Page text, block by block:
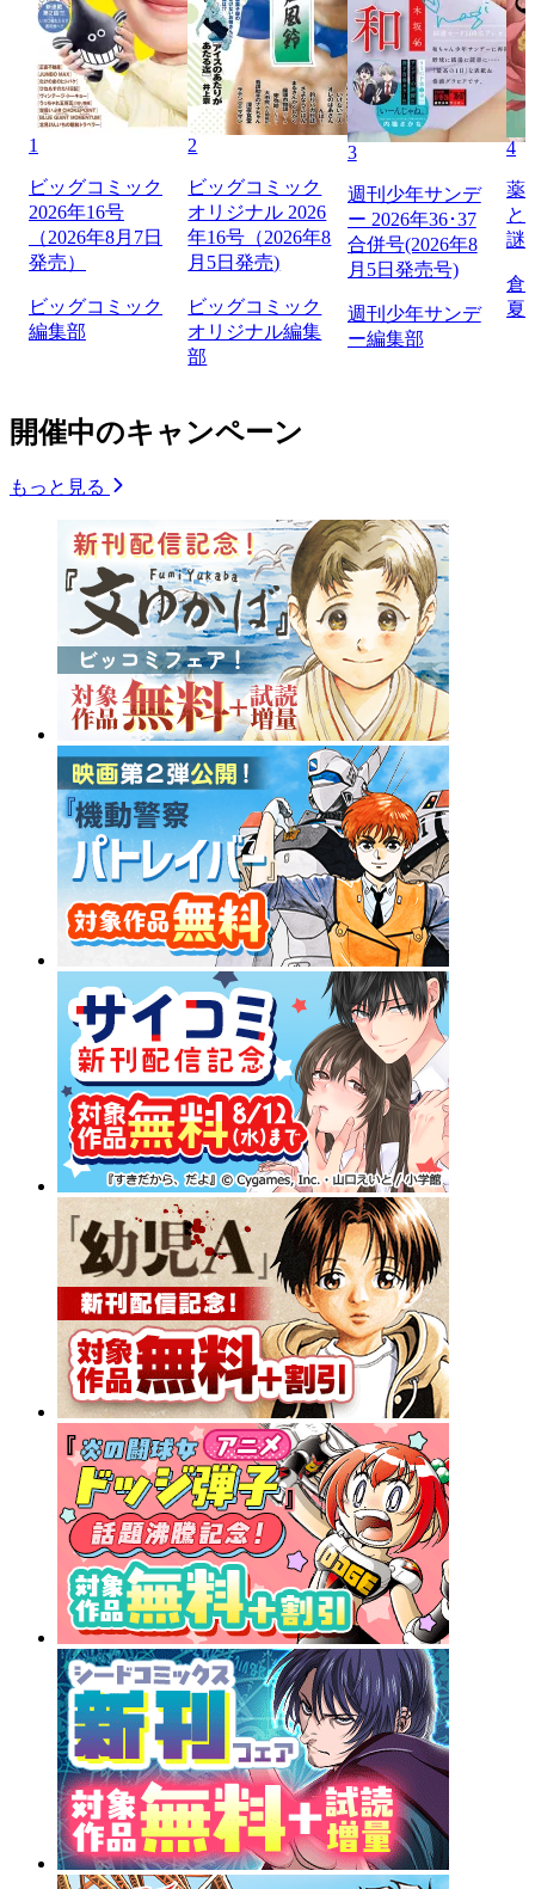
1
ビッグコミック
2026年16号
（2026年8月7日
発売）
ビッグコミック
編集部
2
ビッグコミック
オリジナル 2026
年16号（2026年8
月5日発売)
ビッグコミック
オリジナル編集
部
3
週刊少年サンデ
ー 2026年36･37
合併号(2026年8
月5日発売号)
週刊少年サンデ
ー編集部
4
薬
と
謎
倉
夏
開催中のキャンペーン
もっと見る